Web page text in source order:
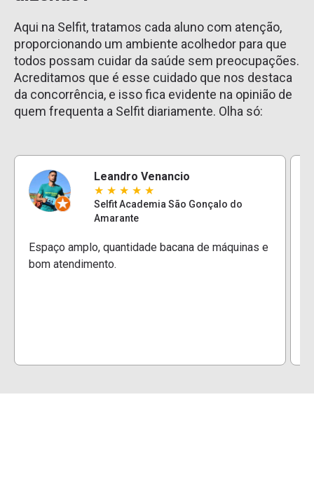
Aqui na Selfit, tratamos cada aluno com atenção,
proporcionando um ambiente acolhedor para que
todos possam cuidar da saúde sem preocupações.
Acreditamos que é esse cuidado que nos destaca
da concorrência, e isso fica evidente na opinião de
quem frequenta a Selfit diariamente. Olha só:
Leandro Venancio
★ ★ ★ ★ ★
Selfit Academia São Gonçalo do
Amarante
Espaço amplo, quantidade bacana de máquinas e
bom atendimento.